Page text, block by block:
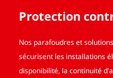
Protection
Nos parafoudres et
sécurisent les installations
disponibilité, la continuité